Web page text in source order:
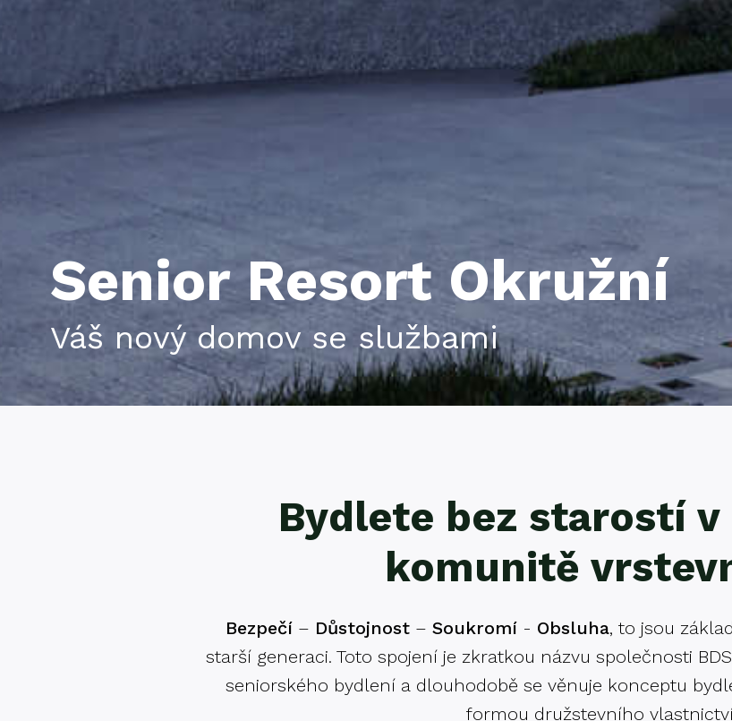
Senior Resort Okružní
Váš nový domov se službami
Bydlete bez starostí
komunitě
Bezpečí– Důstojnost– Soukromí- Obsluha, to jsou
starší generaci. Toto spojení je zkratkou názvu společnosti
seniorského bydlení a dlouhodobě se věnuje konceptu
formou družstevního